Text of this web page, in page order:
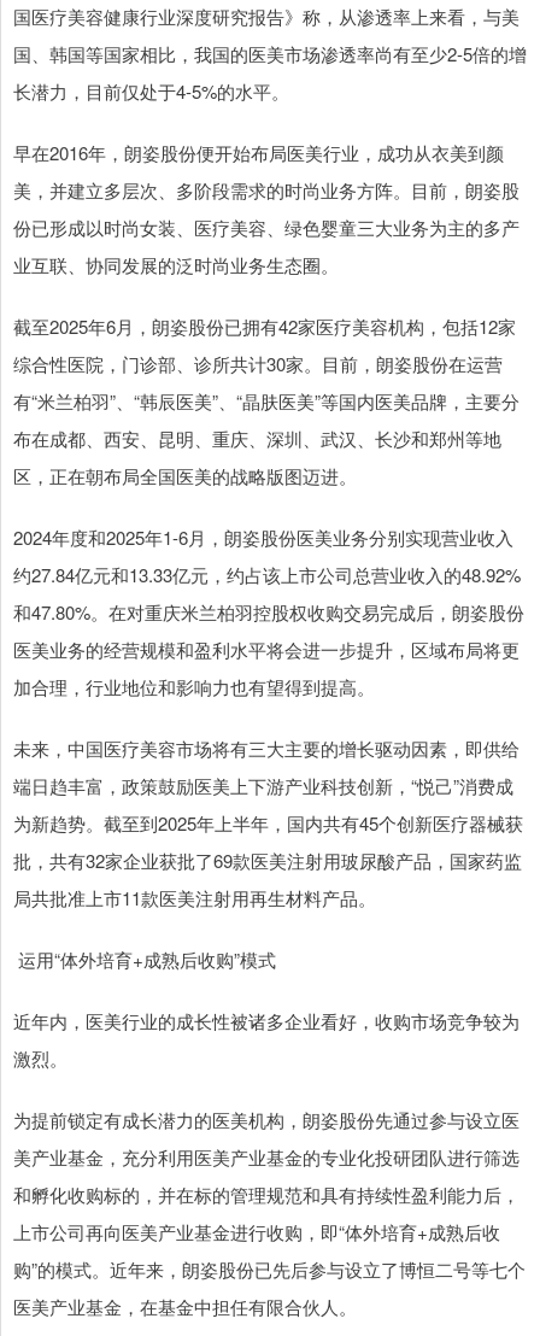
国医疗美容健康行业深度研究报告》称，从渗透率上来看，与美
国、韩国等国家相比，我国的医美市场渗透率尚有至少2-5倍的增
长潜力，目前仅处于4-5%的水平。
早在2016年，朗姿股份便开始布局医美行业，成功从衣美到颜
美，并建立多层次、多阶段需求的时尚业务方阵。目前，朗姿股
份已形成以时尚女装、医疗美容、绿色婴童三大业务为主的多产
业互联、协同发展的泛时尚业务生态圈。
截至2025年6月，朗姿股份已拥有42家医疗美容机构，包括12家
综合性医院，门诊部、诊所共计30家。目前，朗姿股份在运营
有“米兰柏羽”、“韩辰医美”、“晶肤医美”等国内医美品牌，主要分
布在成都、西安、昆明、重庆、深圳、武汉、长沙和郑州等地
区，正在朝布局全国医美的战略版图迈进。
2024年度和2025年1-6月，朗姿股份医美业务分别实现营业收入
约27.84亿元和13.33亿元，约占该上市公司总营业收入的48.92%
和47.80%。在对重庆米兰柏羽控股权收购交易完成后，朗姿股份
医美业务的经营规模和盈利水平将会进一步提升，区域布局将更
加合理，行业地位和影响力也有望得到提高。
未来，中国医疗美容市场将有三大主要的增长驱动因素，即供给
端日趋丰富，政策鼓励医美上下游产业科技创新，“悦己”消费成
为新趋势。截至到2025年上半年，国内共有45个创新医疗器械获
批，共有32家企业获批了69款医美注射用玻尿酸产品，国家药监
局共批准上市11款医美注射用再生材料产品。
运用“体外培育+成熟后收购”模式
近年内，医美行业的成长性被诸多企业看好，收购市场竞争较为
激烈。
为提前锁定有成长潜力的医美机构，朗姿股份先通过参与设立医
美产业基金，充分利用医美产业基金的专业化投研团队进行筛选
和孵化收购标的，并在标的管理规范和具有持续性盈利能力后，
上市公司再向医美产业基金进行收购，即“体外培育+成熟后收
购”的模式。近年来，朗姿股份已先后参与设立了博恒二号等七个
医美产业基金，在基金中担任有限合伙人。